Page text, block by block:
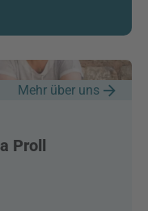
Mehr über uns
Proll